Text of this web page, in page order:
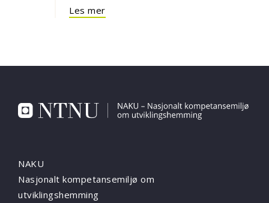
Les mer
NAKU
Nasjonalt kompetansemiljø om
utviklingshemming